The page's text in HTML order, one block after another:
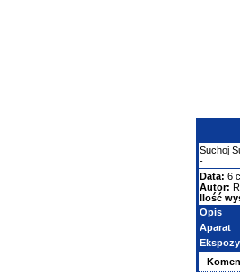
Suchoj
-
Data: 6
Autor:
Ilość
Opis
Aparat